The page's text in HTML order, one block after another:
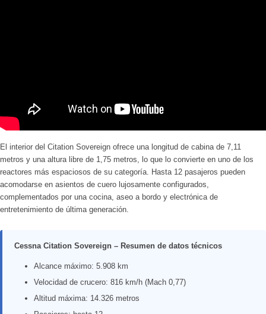
El interior del Citation Sovereign ofrece una longitud de cabina de 7,11
metros y una altura libre de 1,75 metros, lo que lo convierte en uno de los
reactores más espaciosos de su categoría. Hasta 12 pasajeros pueden
acomodarse en asientos de cuero lujosamente configurados,
complementados por una cocina, aseo a bordo y electrónica de
entretenimiento de última generación.
Cessna Citation Sovereign – Resumen de datos técnicos
Alcance máximo: 5.908 km
Velocidad de crucero: 816 km/h (Mach 0,77)
Altitud máxima: 14.326 metros